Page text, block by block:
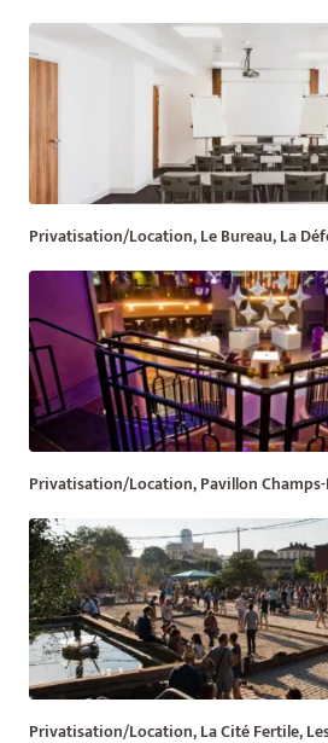
Privatisation/Location, Le Bureau, La
Privatisation/Location, Pavillon Champs-
Privatisation/Location, La Cité Fertile,